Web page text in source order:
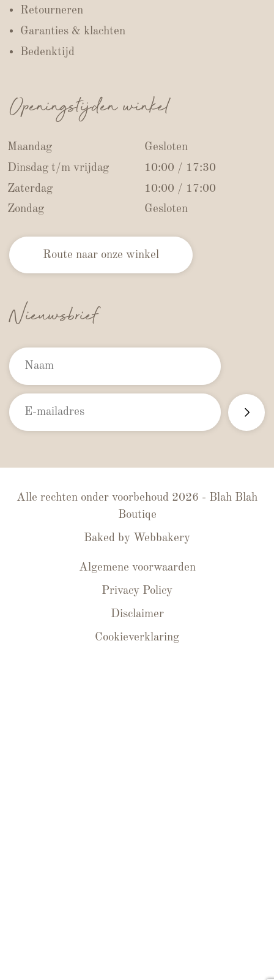
Retourneren
Garanties & klachten
Bedenktijd
Openingstijden winkel
Maandag
Gesloten
Dinsdag t/m vrijdag
10:00 / 17:30
Zaterdag
10:00 / 17:00
Zondag
Gesloten
Route naar onze winkel
Nieuwsbrief
Alle rechten onder voorbehoud 2026 - Blah Blah
Boutiqe
Baked by Webbakery
Algemene voorwaarden
Privacy Policy
Disclaimer
Cookieverklaring